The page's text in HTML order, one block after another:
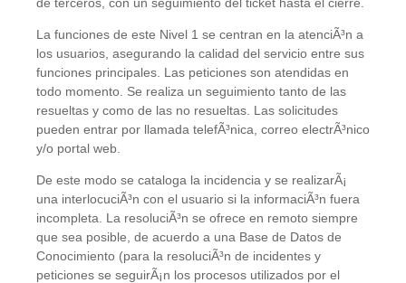
La funciones de este Nivel 1 se centran en la atenciÃ³n a
los usuarios, asegurando la calidad del servicio entre sus
funciones principales. Las peticiones son atendidas en
todo momento. Se realiza un seguimiento tanto de las
resueltas y como de las no resueltas. Las solicitudes
pueden entrar por llamada telefÃ³nica, correo electrÃ³nico
y/o portal web.
De este modo se cataloga la incidencia y se realizarÃ¡
una interlocuciÃ³n con el usuario si la informaciÃ³n fuera
incompleta. La resoluciÃ³n se ofrece en remoto siempre
que sea posible, de acuerdo a una Base de Datos de
Conocimiento (para la resoluciÃ³n de incidentes y
peticiones se seguirÃ¡n los procesos utilizados por el